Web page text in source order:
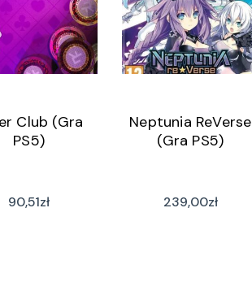
Club (Gra
PS5)
90,51zł
Neptunia ReVerse
(Gra PS5)
239,00zł